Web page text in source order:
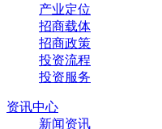
产业定位
招商载体
招商政策
投资流程
投资服务
资讯中心
新闻资讯